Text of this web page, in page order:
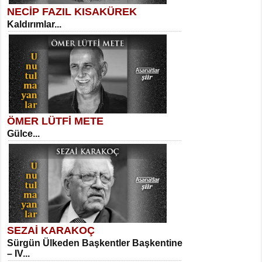
SELAHATTİN YILDIZ
İnsanın Zindanı...
MEHMET TAŞTAN
Vagon’da Bir Şairle...
SITKI CANEY
Oruçla Devrim ve Özgürlüğe…...
Sibel Orhan
İki Kırık Boşluk...
Meral Yağmur
Eski Bir Şiir...
NECİP FAZIL KISAKÜREK
Kaldırımlar...
ÖMER LÜTFİ METE
Gülce...
SEZAİ KARAKOÇ
Sürgün Ülkeden Başkentler Başkentine
– IV...